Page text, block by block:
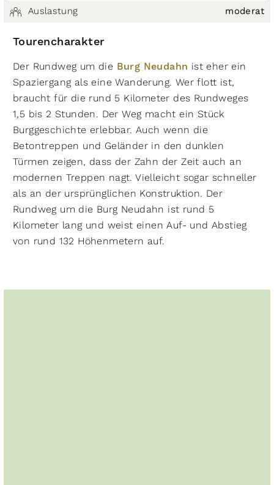
Auslastung moderat
Tourencharakter
Der Rundweg um die Burg Neudahn ist eher ein
Spaziergang als eine Wanderung. Wer flott ist,
braucht für die rund 5 Kilometer des Rundweges
1,5 bis 2 Stunden. Der Weg macht ein Stück
Burggeschichte erlebbar. Auch wenn die
Betontreppen und Geländer in den dunklen
Türmen zeigen, dass der Zahn der Zeit auch an
modernen Treppen nagt. Vielleicht sogar schneller
als an der ursprünglichen Konstruktion. Der
Rundweg um die Burg Neudahn ist rund 5
Kilometer lang und weist einen Auf- und Abstieg
von rund 132 Höhenmetern auf.